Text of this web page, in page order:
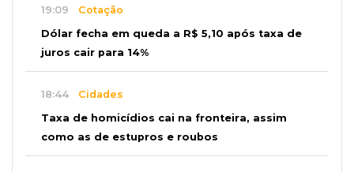
19:09 Cotação
Dólar fecha em queda a R$ 5,10 após taxa de
juros cair para 14%
18:44 Cidades
Taxa de homicídios cai na fronteira, assim
como as de estupros e roubos